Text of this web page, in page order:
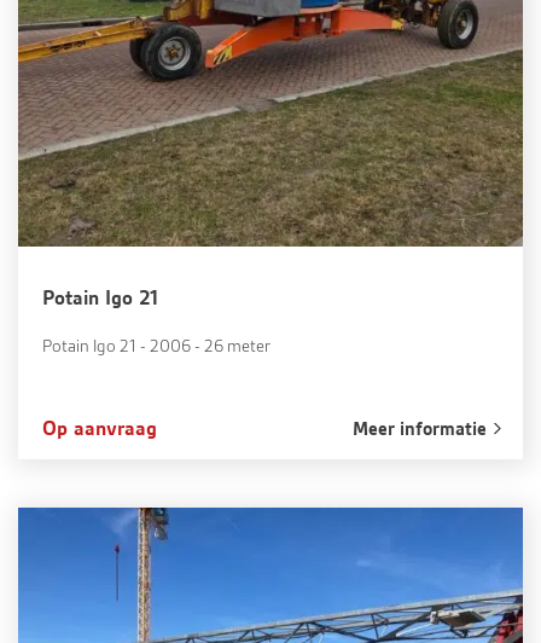
Potain Igo 21
Potain Igo 21 - 2006 - 26 meter
Op aanvraag Meer informatie